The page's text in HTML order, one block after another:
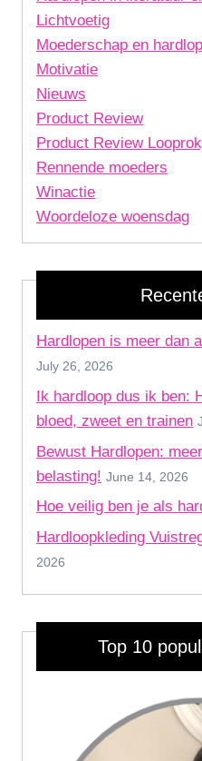
Lichtvoetig
Moederschap en
Motivatie
Nieuws
Product Review
Product Review
Rennende moeders
Winactie
Woordeloze woensdag
Hardlopen is meer dan
July 26, 2026
Ik hardloop dus ik ben:
bloed, zweet en trainen
Bewust Hardlopen:
belasting! June 14, 2026
Hoe veilig ben je als
Hardloopkleding
2026
Top 10